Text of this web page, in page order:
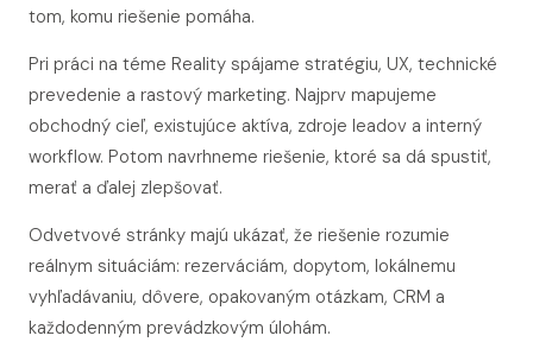
tom, komu riešenie pomáha.
Pri práci na téme Reality spájame stratégiu, UX, technické
prevedenie a rastový marketing. Najprv mapujeme
obchodný cieľ, existujúce aktíva, zdroje leadov a interný
workflow. Potom navrhneme riešenie, ktoré sa dá spustiť,
merať a ďalej zlepšovať.
Odvetvové stránky majú ukázať, že riešenie rozumie
reálnym situáciám: rezerváciám, dopytom, lokálnemu
vyhľadávaniu, dôvere, opakovaným otázkam, CRM a
každodenným prevádzkovým úlohám.